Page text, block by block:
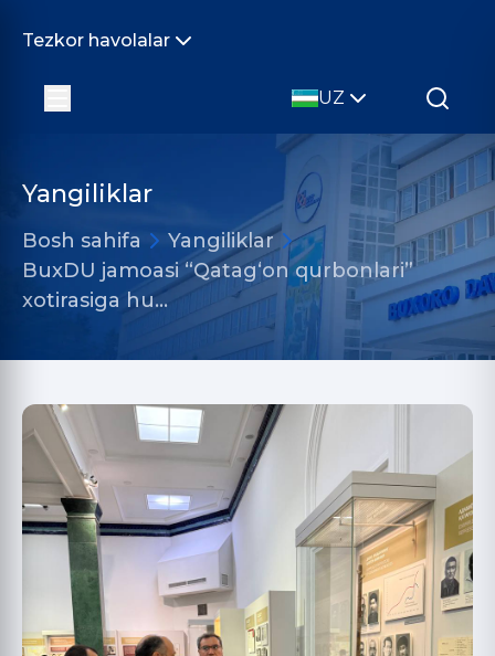
Tezkor havolalar
UZ
Yangiliklar
Bosh sahifa
Yangiliklar
BuxDU jamoasi “Qatag‘on qurbonlari”
xotirasiga hu…